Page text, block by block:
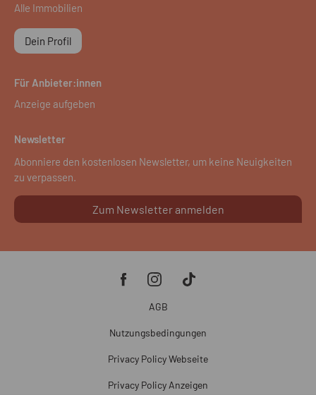
Alle Immobilien
Dein Profil
Für Anbieter:innen
Anzeige aufgeben
Newsletter
Abonniere den kostenlosen Newsletter, um keine Neuigkeiten
zu verpassen.
Zum Newsletter anmelden
AGB
Nutzungsbedingungen
Privacy Policy Webseite
Privacy Policy Anzeigen